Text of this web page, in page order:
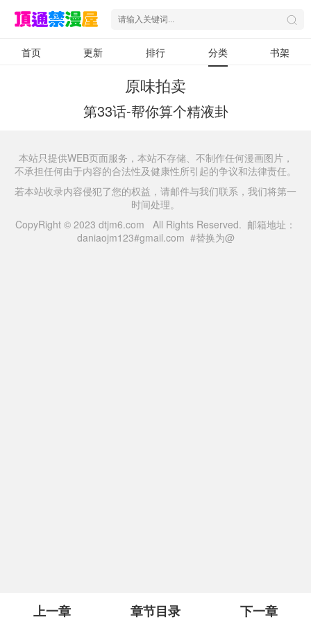
首页 更新 排行 分类 书架
原味拍卖
第33话-帮你算个精液卦
上一章 章节目录 下一章
本站只提供WEB页面服务，本站不存储、不制作任何漫画图片，
不承担任何由于内容的合法性及健康性所引起的争议和法律责任。
若本站收录内容侵犯了您的权益，请邮件与我们联系，我们将第一
时间处理。
CopyRight © 2023 dtjm6.com All Rights Reserved. 邮箱地址：
daniaojm123#gmail.com #替换为@